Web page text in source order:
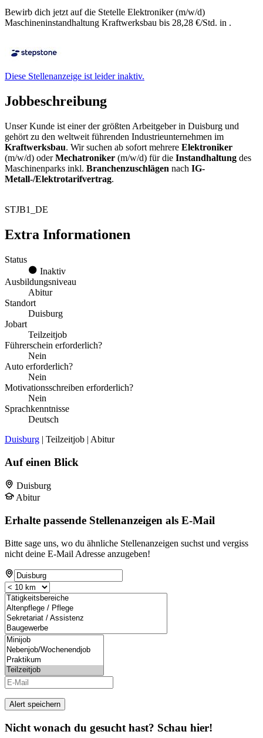
Bewirb dich jetzt auf die Stetelle Elektroniker (m/w/d)
Maschineninstandhaltung Kraftwerksbau bis 28,28 €/Std. in .
Diese Stellenanzeige ist leider inaktiv.
Jobbeschreibung
Unser Kunde ist einer der größten Arbeitgeber in Duisburg und
gehört zu den weltweit führenden Industrieunternehmen im
Kraftwerksbau. Wir suchen ab sofort mehrere Elektroniker
(m/w/d) oderMechatroniker (m/w/d) für die Instandhaltung des
Maschinenparks inkl. Branchenzuschlägen nach IG-
Metall-/Elektrotarifvertrag.
STJB1_DE
Extra Informationen
Status
Inaktiv
Ausbildungsniveau
Abitur
Standort
Duisburg
Jobart
Teilzeitjob
Führerschein erforderlich?
Nein
Auto erforderlich?
Nein
Motivationsschreiben erforderlich?
Nein
Sprachkenntnisse
Deutsch
Duisburg | Teilzeitjob | Abitur
Auf einen Blick
Duisburg
Abitur
Erhalte passende Stellenanzeigen als E-Mail
Bitte sage uns, wo du ähnliche Stellenanzeigen suchst und vergiss
nicht deine E-Mail Adresse anzugeben!
Alert speichern
Nicht wonach du gesucht hast? Schau hier!